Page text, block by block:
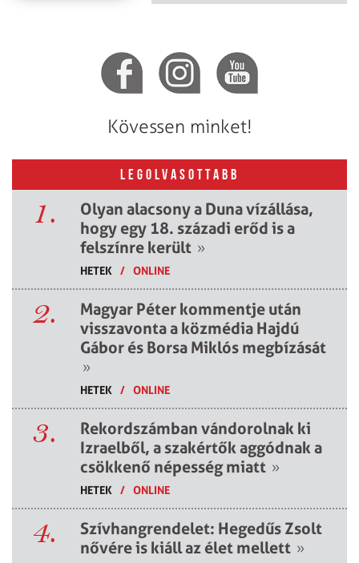
Kövessen minket!
LEGOLVASOTTABB
1.
Olyan alacsony a Duna vízállása,
hogy egy 18. századi erőd is a
felszínre került »
HETEK / ONLINE
2.
Magyar Péter kommentje után
visszavonta a közmédia Hajdú
Gábor és Borsa Miklós megbízását
»
HETEK / ONLINE
3.
Rekordszámban vándorolnak ki
Izraelből, a szakértők aggódnak a
csökkenő népesség miatt »
HETEK / ONLINE
4.
Szívhangrendelet: Hegedűs Zsolt
nővére is kiáll az élet mellett »